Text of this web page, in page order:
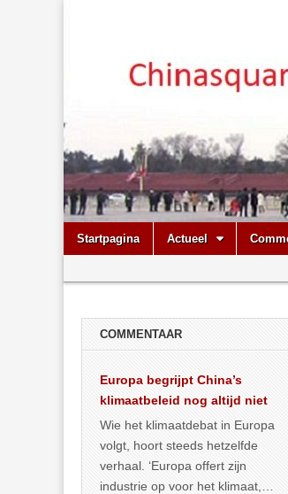
Main
menu
Skip
Startpagina Actueel
menu
COMMENTAAR
Europa begrijpt China’s
klimaatbeleid nog altijd niet
Wie het klimaatdebat in Europa
volgt, hoort steeds hetzelfde
verhaal. ‘Europa offert zijn
industrie op voor het klimaat,